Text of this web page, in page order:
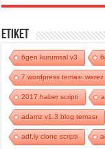
Etiket
6gen kurumsal v3
7 wordpress teması
2017 haber scripti
adamz v1.3 blog teması
adf.ly clone scripti